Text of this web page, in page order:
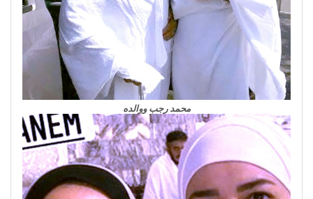
محمد رجب ووالده